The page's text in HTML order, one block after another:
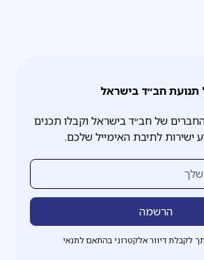
חב״ד בישראל
של חב״ד בישראל וקבלו תכנים
ישירות לתיבת האימייל שלכם.
דיוור אלקטרוני בהתאם לתנאי